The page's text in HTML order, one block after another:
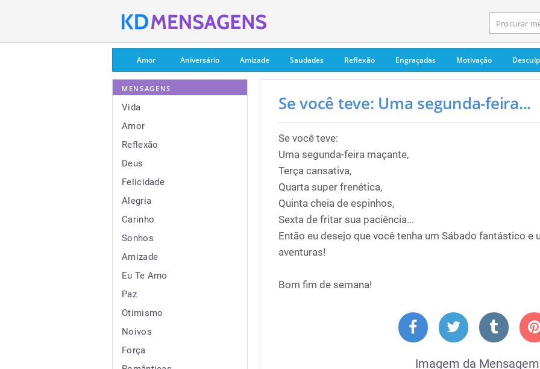
Amor Aniversário Amizade Saudades Reflexão Engraçadas Motivação
MENSAGENS
Vida
Amor
Reflexão
Deus
Felicidade
Alegria
Carinho
Sonhos
Amizade
Eu Te Amo
Paz
Otimismo
Noivos
Força
Se você teve: Uma segunda-feira...
Se você teve:
Uma segunda-feira maçante,
Terça cansativa,
Quarta super frenética,
Quinta cheia de espinhos,
Sexta de fritar sua paciência...
Então eu desejo que você tenha um Sábado fantástico e
aventuras!
Bom fim de semana!
Imagem da